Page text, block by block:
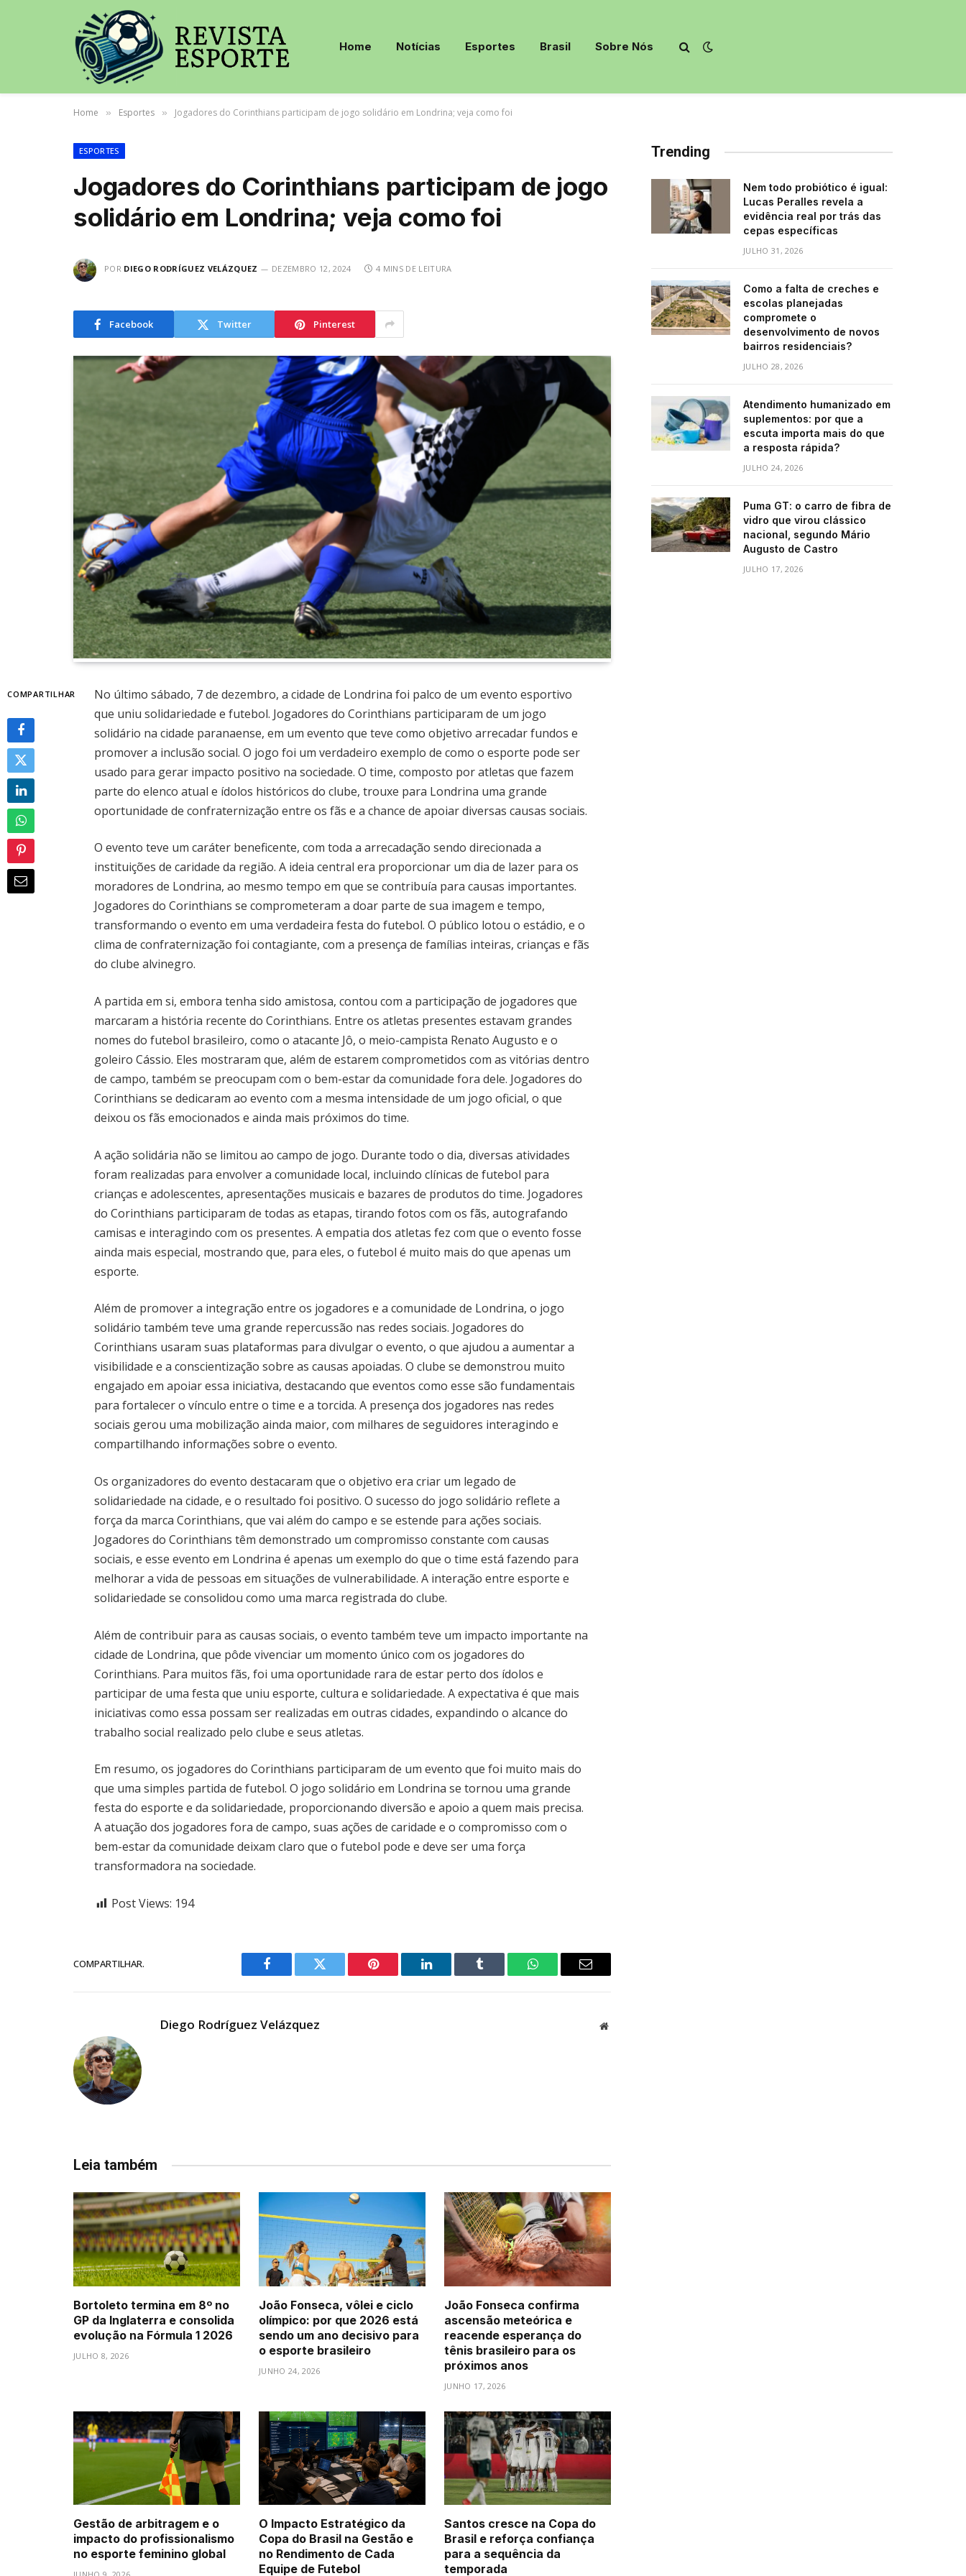
Home Notícias Esportes Brasil Sobre Nós
Home » Esportes » Jogadores do Corinthians participam de jogo solidário em Londrina; veja como foi
ESPORTES
Jogadores do Corinthians participam de jogo
solidário em Londrina; veja como foi
POR DIEGO RODRÍGUEZ VELÁZQUEZ DEZEMBRO 12, 2024 4 MINS DE LEITURA
Facebook Twitter Pinterest
COMPARTILHAR
No último sábado, 7 de dezembro, a cidade de Londrina foi palco de um evento esportivo
que uniu solidariedade e futebol. Jogadores do Corinthians participaram de um jogo
solidário na cidade paranaense, em um evento que teve como objetivo arrecadar fundos e
promover a inclusão social. O jogo foi um verdadeiro exemplo de como o esporte pode ser
usado para gerar impacto positivo na sociedade. O time, composto por atletas que fazem
parte do elenco atual e ídolos históricos do clube, trouxe para Londrina uma grande
oportunidade de confraternização entre os fãs e a chance de apoiar diversas causas sociais.
O evento teve um caráter beneficente, com toda a arrecadação sendo direcionada a
instituições de caridade da região. A ideia central era proporcionar um dia de lazer para os
moradores de Londrina, ao mesmo tempo em que se contribuía para causas importantes.
Jogadores do Corinthians se comprometeram a doar parte de sua imagem e tempo,
transformando o evento em uma verdadeira festa do futebol. O público lotou o estádio, e o
clima de confraternização foi contagiante, com a presença de famílias inteiras, crianças e fãs
do clube alvinegro.
A partida em si, embora tenha sido amistosa, contou com a participação de jogadores que
marcaram a história recente do Corinthians. Entre os atletas presentes estavam grandes
nomes do futebol brasileiro, como o atacante Jô, o meio-campista Renato Augusto e o
goleiro Cássio. Eles mostraram que, além de estarem comprometidos com as vitórias dentro
de campo, também se preocupam com o bem-estar da comunidade fora dele. Jogadores do
Corinthians se dedicaram ao evento com a mesma intensidade de um jogo oficial, o que
deixou os fãs emocionados e ainda mais próximos do time.
A ação solidária não se limitou ao campo de jogo. Durante todo o dia, diversas atividades
foram realizadas para envolver a comunidade local, incluindo clínicas de futebol para
crianças e adolescentes, apresentações musicais e bazares de produtos do time. Jogadores
do Corinthians participaram de todas as etapas, tirando fotos com os fãs, autografando
camisas e interagindo com os presentes. A empatia dos atletas fez com que o evento fosse
ainda mais especial, mostrando que, para eles, o futebol é muito mais do que apenas um
esporte.
Além de promover a integração entre os jogadores e a comunidade de Londrina, o jogo
solidário também teve uma grande repercussão nas redes sociais. Jogadores do
Corinthians usaram suas plataformas para divulgar o evento, o que ajudou a aumentar a
visibilidade e a conscientização sobre as causas apoiadas. O clube se demonstrou muito
engajado em apoiar essa iniciativa, destacando que eventos como esse são fundamentais
para fortalecer o vínculo entre o time e a torcida. A presença dos jogadores nas redes
sociais gerou uma mobilização ainda maior, com milhares de seguidores interagindo e
compartilhando informações sobre o evento.
Os organizadores do evento destacaram que o objetivo era criar um legado de
solidariedade na cidade, e o resultado foi positivo. O sucesso do jogo solidário reflete a
força da marca Corinthians, que vai além do campo e se estende para ações sociais.
Jogadores do Corinthians têm demonstrado um compromisso constante com causas
sociais, e esse evento em Londrina é apenas um exemplo do que o time está fazendo para
melhorar a vida de pessoas em situações de vulnerabilidade. A interação entre esporte e
solidariedade se consolidou como uma marca registrada do clube.
Além de contribuir para as causas sociais, o evento também teve um impacto importante na
cidade de Londrina, que pôde vivenciar um momento único com os jogadores do
Corinthians. Para muitos fãs, foi uma oportunidade rara de estar perto dos ídolos e
participar de uma festa que uniu esporte, cultura e solidariedade. A expectativa é que mais
iniciativas como essa possam ser realizadas em outras cidades, expandindo o alcance do
trabalho social realizado pelo clube e seus atletas.
Em resumo, os jogadores do Corinthians participaram de um evento que foi muito mais do
que uma simples partida de futebol. O jogo solidário em Londrina se tornou uma grande
festa do esporte e da solidariedade, proporcionando diversão e apoio a quem mais precisa.
A atuação dos jogadores fora de campo, suas ações de caridade e o compromisso com o
bem-estar da comunidade deixam claro que o futebol pode e deve ser uma força
transformadora na sociedade.
Post Views: 194
COMPARTILHAR.
Facebook Twitter Pinterest LinkedIn Tumblr WhatsAppEmail
Diego Rodríguez Velázquez Website
Leia também
Bortoleto termina em 8º no
GP da Inglaterra e consolida
evolução na Fórmula 1 2026
JULHO 8, 2026
João Fonseca, vôlei e ciclo
olímpico: por que 2026 está
sendo um ano decisivo para
o esporte brasileiro
JUNHO 24, 2026
João Fonseca confirma
ascensão meteórica e
reacende esperança do
tênis brasileiro para os
próximos anos
JUNHO 17, 2026
Gestão de arbitragem e o
impacto do profissionalismo
no esporte feminino global
O Impacto Estratégico da
Copa do Brasil na Gestão e
no Rendimento de Cada
Equipe de Futebol
Santos cresce na Copa do
Brasil e reforça confiança
para a sequência da
temporada
Trending
Nem todo probiótico é igual:
Lucas Peralles revela a
evidência real por trás das
cepas específicas
JULHO 31, 2026
Como a falta de creches e
escolas planejadas
compromete o
desenvolvimento de novos
bairros residenciais?
JULHO 28, 2026
Atendimento humanizado em
suplementos: por que a
escuta importa mais do que
a resposta rápida?
JULHO 24, 2026
Puma GT: o carro de fibra de
vidro que virou clássico
nacional, segundo Mário
Augusto de Castro
JULHO 17, 2026